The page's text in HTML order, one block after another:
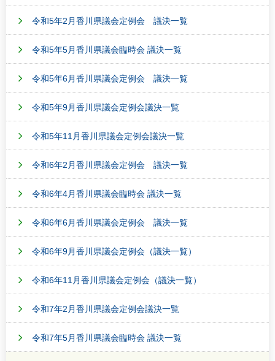
令和5年2月香川県議会定例会 議決一覧
令和5年5月香川県議会臨時会 議決一覧
令和5年6月香川県議会定例会 議決一覧
令和5年9月香川県議会定例会議決一覧
令和5年11月香川県議会定例会議決一覧
令和6年2月香川県議会定例会 議決一覧
令和6年4月香川県議会臨時会 議決一覧
令和6年6月香川県議会定例会 議決一覧
令和6年9月香川県議会定例会（議決一覧）
令和6年11月香川県議会定例会（議決一覧）
令和7年2月香川県議会定例会議決一覧
令和7年5月香川県議会臨時会 議決一覧